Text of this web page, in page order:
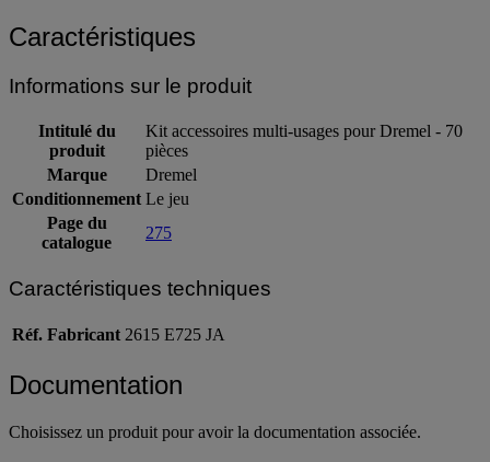
Caractéristiques
Informations sur le produit
Intitulé du
produit
Kit accessoires multi-usages pour Dremel - 70
pièces
Marque
Dremel
Conditionnement Le jeu
Page du
catalogue
275
Caractéristiques techniques
Réf. Fabricant 2615 E725 JA
Documentation
Choisissez un produit pour avoir la documentation associée.